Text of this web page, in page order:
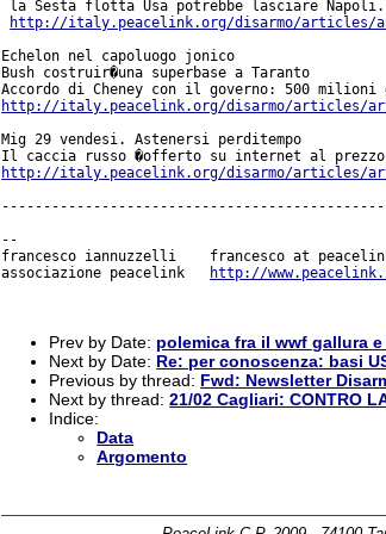
la Sesta flotta Usa potrebbe lasciare Napoli.
http://italy.peacelink.org/disarmo/articles/
Echelon nel capoluogo jonico
Bush costruir�una superbase a Taranto
http://italy.peacelink.org/disarmo/articles/
Mig 29 vendesi. Astenersi perditempo
http://italy.peacelink.org/disarmo/articles/
--
francesco iannuzzelli    francesco at
associazione peacelink
http://
Prev by Date: polemica fra il wwf gallura
Next by Date: Re: per conoscenza: basi
Previous by thread: Fwd: Newsletter
Next by thread:21/02 Cagliari: CONTRO
Indice:
Data
Argomento